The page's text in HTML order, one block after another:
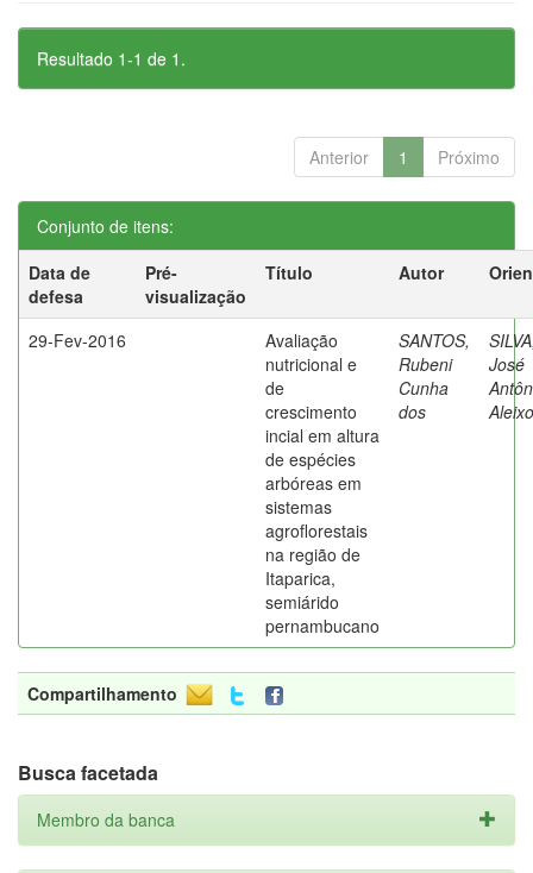
Resultado 1-1 de 1.
Anterior 1 Próximo
Conjunto de itens:
Data de
defesa
Pré-
visualização
Título Autor
29-Fev-2016
Avaliação
nutricional e
de
crescimento
incial em altura
de espécies
arbóreas em
sistemas
agroflorestais
na região de
Itaparica,
semiárido
pernambucano
SANTOS,
Rubeni
Cunha
dos
José
Compartilhamento
Busca facetada
Membro da banca